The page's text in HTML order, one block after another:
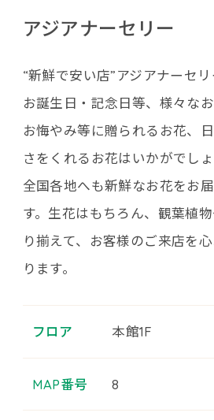
アジアナーセリー
“新鮮で安い店”アジアナーセリ
お誕生日・記念日等、様々な
お悔やみ等に贈られるお花、
さをくれるお花はいかがでしょ
全国各地へも新鮮なお花をお
す。生花はもちろん、観葉植
り揃えて、お客様のご来店を
ります。
フロア 本館1F
MAP番号 8